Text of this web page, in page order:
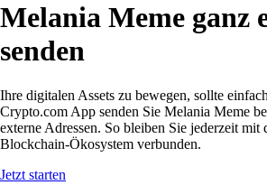
Melania Meme ganz
senden
Ihre digitalen Assets zu bewegen, sollte
Crypto.com App senden Sie Melania Meme
externe Adressen. So bleiben Sie jederzeit mit
Blockchain-Ökosystem verbunden.
Jetzt starten